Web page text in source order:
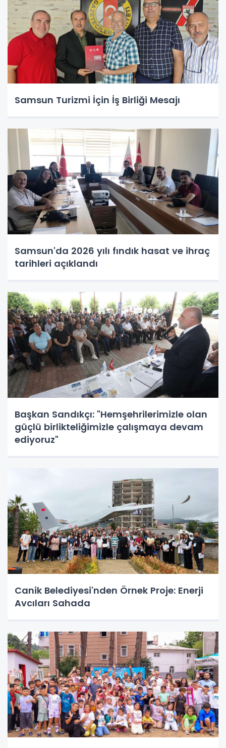
Samsun Turizmi İçin İş Birliği Mesajı
Samsun'da 2026 yılı fındık hasat ve ihraç
tarihleri açıklandı
Başkan Sandıkçı: "Hemşehrilerimizle olan
güçlü birlikteliğimizle çalışmaya devam
ediyoruz"
Canik Belediyesi'nden Örnek Proje: Enerji
Avcıları Sahada